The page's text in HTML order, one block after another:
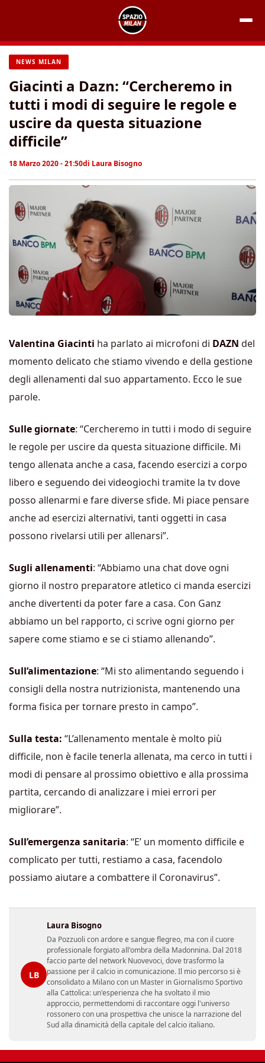
contenuto
NEWS MILAN
Giacinti a Dazn: “Cercheremo in
tutti i modi di seguire le regole e
uscire da questa situazione
difficile”
18 Marzo 2020 - 21:50di Laura Bisogno
Valentina Giacinti ha parlato ai microfoni di DAZN del
momento delicato che stiamo vivendo e della gestione
degli allenamenti dal suo appartamento. Ecco le sue
parole.
Sulle giornate: “Cercheremo in tutti i modo di seguire
le regole per uscire da questa situazione difficile. Mi
tengo allenata anche a casa, facendo esercizi a corpo
libero e seguendo dei videogiochi tramite la tv dove
posso allenarmi e fare diverse sfide. Mi piace pensare
anche ad esercizi alternativi, tanti oggetti in casa
possono rivelarsi utili per allenarsi”.
Sugli allenamenti: “Abbiamo una chat dove ogni
giorno il nostro preparatore atletico ci manda esercizi
anche divertenti da poter fare a casa. Con Ganz
abbiamo un bel rapporto, ci scrive ogni giorno per
sapere come stiamo e se ci stiamo allenando”.
Sull’alimentazione: “Mi sto alimentando seguendo i
consigli della nostra nutrizionista, mantenendo una
forma fisica per tornare presto in campo”.
Sulla testa: “L’allenamento mentale è molto più
difficile, non è facile tenerla allenata, ma cerco in tutti i
modi di pensare al prossimo obiettivo e alla prossima
partita, cercando di analizzare i miei errori per
migliorare”.
Sull’emergenza sanitaria: “E’ un momento difficile e
complicato per tutti, restiamo a casa, facendolo
possiamo aiutare a combattere il Coronavirus”.
LB
Laura Bisogno
Da Pozzuoli con ardore e sangue flegreo, ma con il cuore
professionale forgiato all'ombra della Madonnina. Dal 2018
faccio parte del network Nuovevoci, dove trasformo la
passione per il calcio in comunicazione. Il mio percorso si è
consolidato a Milano con un Master in Giornalismo Sportivo
alla Cattolica: un'esperienza che ha svoltato il mio
approccio, permettendomi di raccontare oggi l'universo
rossonero con una prospettiva che unisce la narrazione del
Sud alla dinamicità della capitale del calcio italiano.